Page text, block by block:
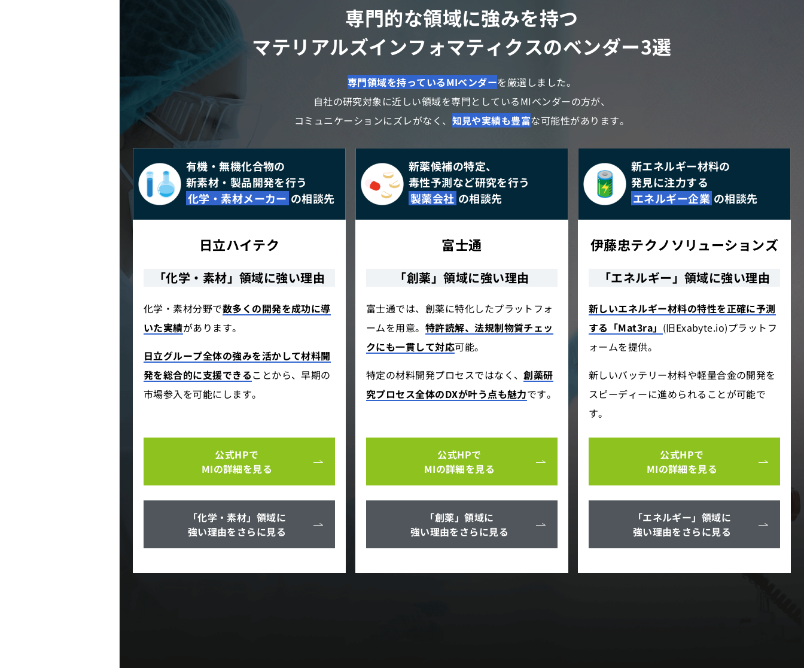
専門的な領域に強みを持つ
マテリアルズインフォマティクスのベンダー3選
専門領域を持っているMIベンダーを厳選しました。
自社の研究対象に近しい領域を専門としているMIベンダーの方が、
コミュニケーションにズレがなく、 知見や実績も豊富な可能性があります。
有機・無機化合物の
新素材・製品開発を行う
化学・素材メーカー の相談先
日立ハイテク
「化学・素材」領域に強い理由
化学・素材分野で数多くの開発を成功に導
いた実績があります。
日立グループ全体の強みを活かして材料開
発を総合的に支援できることから、早期の
市場参入を可能にします。
公式HPで
MIの詳細を見る
「化学・素材」領域に
強い理由をさらに見る
新薬候補の特定、
毒性予測など研究を行う
製薬会社 の相談先
富士通
「創薬」領域に強い理由
富士通では、創薬に特化したプラットフォ
ームを用意。 特許読解、法規制物質チェッ
クにも一貫して対応可能。
特定の材料開発プロセスではなく、創薬研
究プロセス全体のDXが叶う点も魅力です。
公式HPで
MIの詳細を見る
「創薬」領域に
強い理由をさらに見る
新エネルギー材料の
発見に注力する
エネルギー企業 の相談先
伊藤忠テクノソリューションズ
「エネルギー」領域に強い理由
新しいエネルギー材料の特性を正確に予測
する「Mat3ra」 (旧Exabyte.io)プラットフ
ォームを提供。
新しいバッテリー材料や軽量合金の開発を
スピーディーに進められることが可能で
す。
公式HPで
MIの詳細を見る
「エネルギー」領域に
強い理由をさらに見る